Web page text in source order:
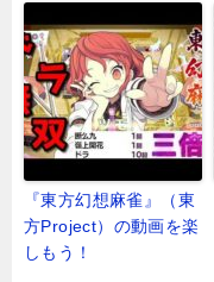
『東方幻想麻雀』（東
方Project）の動画を楽
しもう！